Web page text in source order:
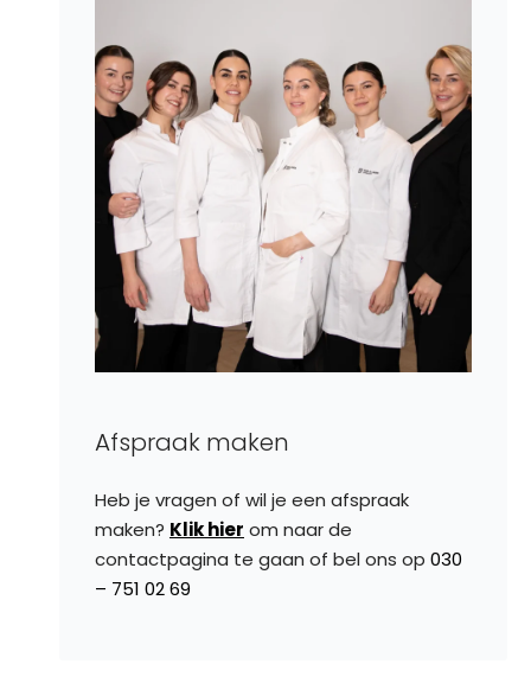
Afspraak maken
Heb je vragen of wil je een afspraak
maken? Klik hier om naar de
contactpagina te gaan of bel ons op 030
– 751 02 69